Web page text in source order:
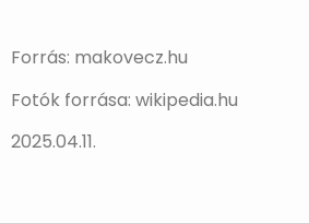
Forrás: makovecz.hu
Fotók forrása: wikipedia.hu
2025.04.11.